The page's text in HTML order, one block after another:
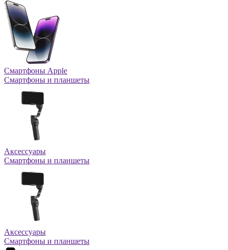
Смартфоны Apple
Смартфоны и планшеты
Аксессуары
Смартфоны и планшеты
Аксессуары
Смартфоны и планшеты